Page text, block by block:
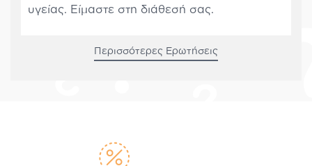
υγείας. Είμαστε στη διάθεσή σας.
Περισσότερες Ερωτήσεις